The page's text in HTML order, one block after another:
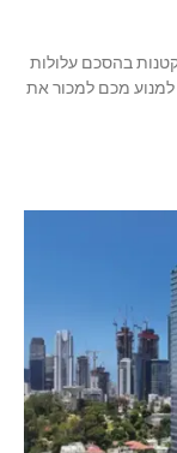
בהסכם עלולות
מכם למכור את